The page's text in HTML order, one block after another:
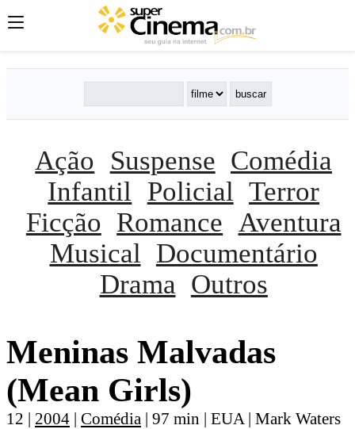
Ação Suspense Comédia
Infantil
Policial Terror
Ficção Romance Aventura
Musical
Documentário
Drama Outros
Meninas Malvadas
(Mean Girls)
12 | 2004 | Comédia | 97 min | EUA | Mark Waters